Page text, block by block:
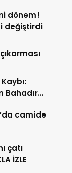
dönem!
değiştirdi
Bahadır
camide
çatı
İZLE